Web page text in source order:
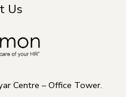
Us
Centre – Office Tower.